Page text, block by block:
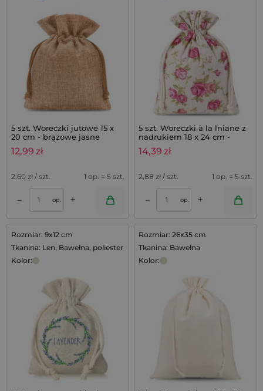
5 szt. Woreczki jutowe 15 x
20 cm - brązowe jasne
12,99 zł
2,60 zł / szt. 1 op. = 5 szt.
– op. +
5 szt. Woreczki à la lniane z
nadrukiem 18 x 24 cm -
naturalne / róże
14,39 zł
2,88 zł / szt. 1 op. = 5 szt.
– op. +
Rozmiar: 9x12 cm
Tkanina: Len, Bawełna, poliester
Kolor:
Rozmiar: 26x35 cm
Tkanina: Bawełna
Kolor: